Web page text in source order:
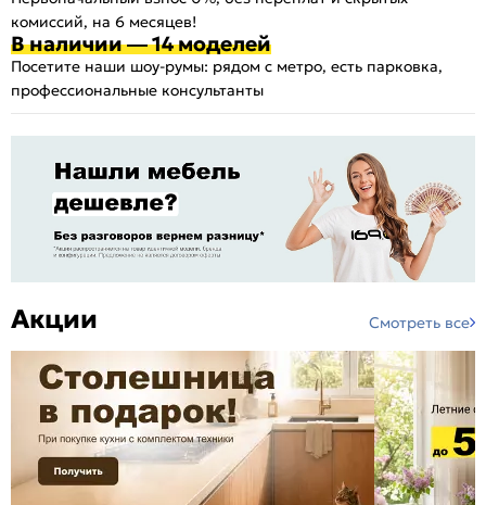
комиссий, на 6 месяцев!
В наличии — 14 моделей
Посетите наши шоу-румы: рядом с метро, есть парковка,
профессиональные консультанты
Акции Смотреть все